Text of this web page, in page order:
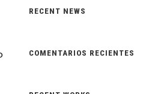
RECENT NEWS
COMENTARIOS RECIENTES